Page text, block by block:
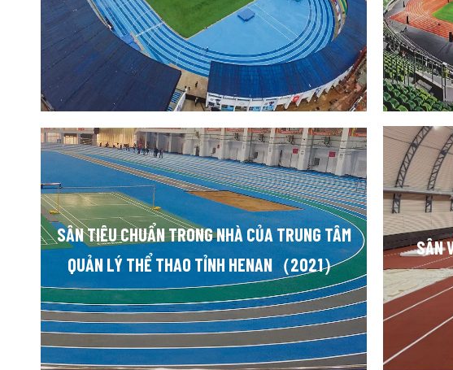
SÂN TIÊU CHUẨN TRONG NHÀ CỦA TRUNG TÂM
QUẢN LÝ THỂ THAO TỈNH HENAN（2021）
SÂN